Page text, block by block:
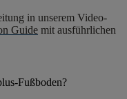
in unserem Video-
Guide mit ausführlichen
Fußboden?